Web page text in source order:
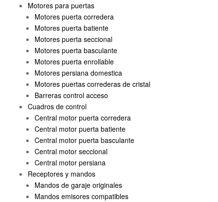
Motores para puertas
Motores puerta corredera
Motores puerta batiente
Motores puerta seccional
Motores puerta basculante
Motores puerta enrollable
Motores persiana domestica
Motores puertas correderas de cristal
Barreras control acceso
Cuadros de control
Central motor puerta corredera
Central motor puerta batiente
Central motor puerta basculante
Central motor seccional
Central motor persiana
Receptores y mandos
Mandos de garaje originales
Mandos emisores compatibles